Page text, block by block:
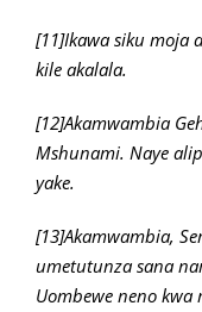
[11]Ikawa siku moja
kile akalala.
[12]Akamwambia
Mshunami. Naye
yake.
[13]Akamwambia,
umetutunza sana
Uombewe neno